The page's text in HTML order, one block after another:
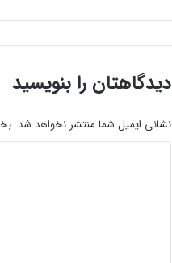
دیدگاهتان را بنویسید
نشانی ایمیل شما منتشر نخواهد شد.